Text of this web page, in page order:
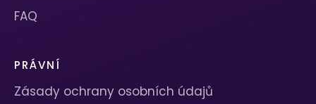
FAQ
PRÁVNÍ
Zásady ochrany osobních údajů